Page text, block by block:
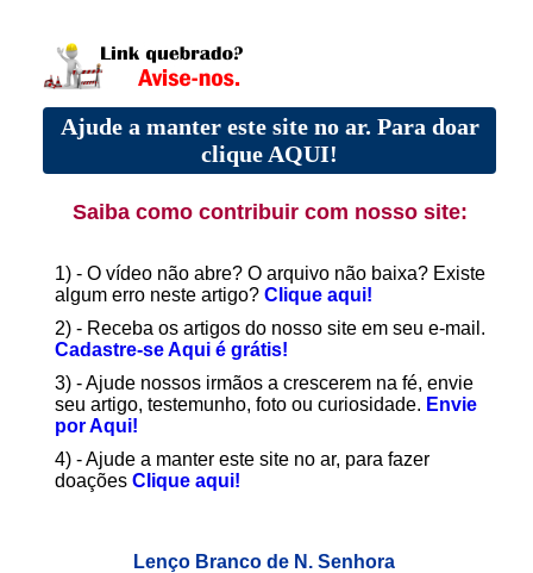
Ajude a manter este site no ar. Para doar
clique AQUI!
Saiba como contribuir com nosso site:
1) - O vídeo não abre? O arquivo não baixa? Existe
algum erro neste artigo? Clique aqui!
2) - Receba os artigos do nosso site em seu e-mail.
Cadastre-se Aqui é grátis!
3) - Ajude nossos irmãos a crescerem na fé, envie
seu artigo, testemunho, foto ou curiosidade. Envie
por Aqui!
4) - Ajude a manter este site no ar, para fazer
doações Clique aqui!
Lenço Branco de N. Senhora